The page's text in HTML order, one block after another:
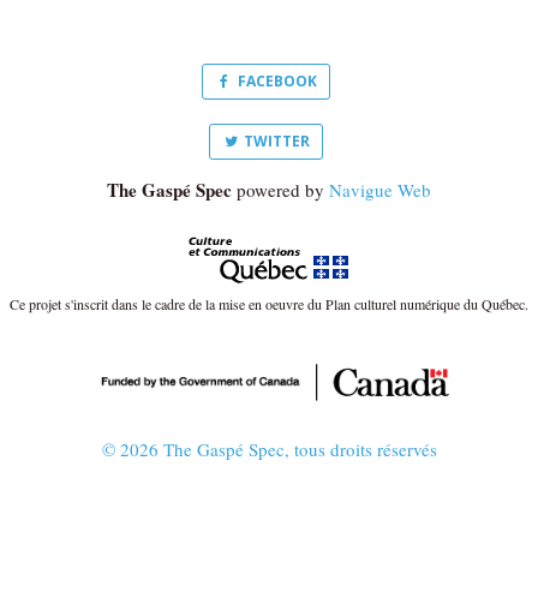
FACEBOOK
TWITTER
The Gaspé Spec powered by Navigue Web
Ce projet s'inscrit dans le cadre de la mise en oeuvre du Plan culturel numérique du Québec.
© 2026 The Gaspé Spec, tous droits réservés